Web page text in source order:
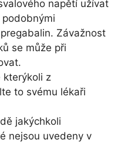
napětí užívat
Závažnost
se může při
kterýkoli z
to svému lékaři
jakýchkoli
nejsou uvedeny v